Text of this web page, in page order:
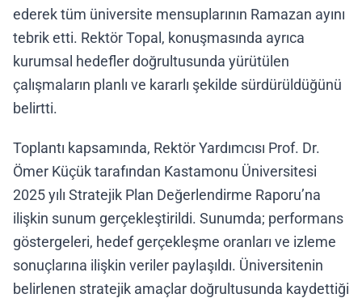
ederek tüm üniversite mensuplarının Ramazan ayını
tebrik etti. Rektör Topal, konuşmasında ayrıca
kurumsal hedefler doğrultusunda yürütülen
çalışmaların planlı ve kararlı şekilde sürdürüldüğünü
belirtti.
Toplantı kapsamında, Rektör Yardımcısı Prof. Dr.
Ömer Küçük tarafından Kastamonu Üniversitesi
2025 yılı Stratejik Plan Değerlendirme Raporu’na
ilişkin sunum gerçekleştirildi. Sunumda; performans
göstergeleri, hedef gerçekleşme oranları ve izleme
sonuçlarına ilişkin veriler paylaşıldı. Üniversitenin
belirlenen stratejik amaçlar doğrultusunda kaydettiği